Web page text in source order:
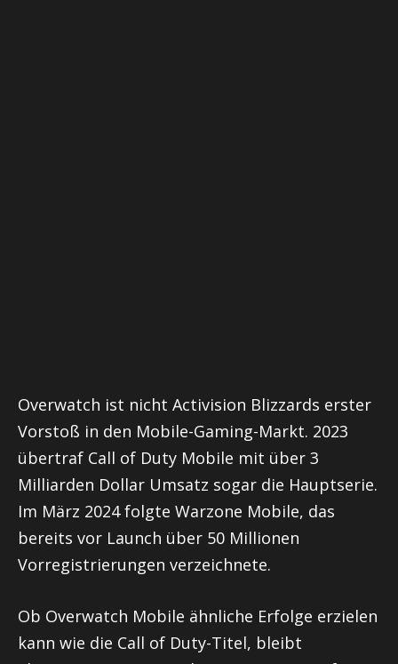
Overwatch ist nicht Activision Blizzards erster
Vorstoß in den Mobile-Gaming-Markt. 2023
übertraf Call of Duty Mobile mit über 3
Milliarden Dollar Umsatz sogar die Hauptserie.
Im März 2024 folgte Warzone Mobile, das
bereits vor Launch über 50 Millionen
Vorregistrierungen verzeichnete.
Ob Overwatch Mobile ähnliche Erfolge erzielen
kann wie die Call of Duty-Titel, bleibt